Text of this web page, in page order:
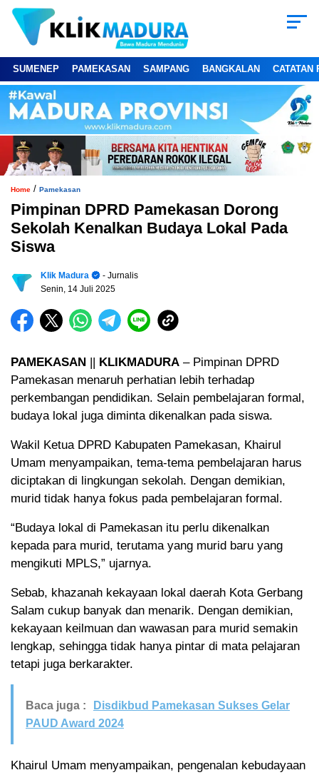
SUMENEP PAMEKASAN SAMPANG BANGKALAN CATATAN
Home / Pamekasan
Pimpinan DPRD Pamekasan Dorong
Sekolah Kenalkan Budaya Lokal Pada
Siswa
Klik Madura
- Jurnalis
Senin, 14 Juli 2025
PAMEKASAN || KLIKMADURA – Pimpinan DPRD
Pamekasan menaruh perhatian lebih terhadap
perkembangan pendidikan. Selain pembelajaran formal,
budaya lokal juga diminta dikenalkan pada siswa.
Wakil Ketua DPRD Kabupaten Pamekasan, Khairul
Umam menyampaikan, tema-tema pembelajaran harus
diciptakan di lingkungan sekolah. Dengan demikian,
murid tidak hanya fokus pada pembelajaran formal.
“Budaya lokal di Pamekasan itu perlu dikenalkan
kepada para murid, terutama yang murid baru yang
mengikuti MPLS,” ujarnya.
Sebab, khazanah kekayaan lokal daerah Kota Gerbang
Salam cukup banyak dan menarik. Dengan demikian,
kekayaan keilmuan dan wawasan para murid semakin
lengkap, sehingga tidak hanya pintar di mata pelajaran
tetapi juga berkarakter.
Baca juga :
Disdikbud Pamekasan Sukses Gelar
PAUD Award 2024
Khairul Umam menyampaikan, pengenalan kebudayaan